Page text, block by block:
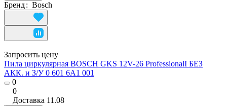
Бренд: Bosch
Запросить цену
Пила циркулярная BOSCH GKS 12V-26 ProfessionalI БЕЗ
АКК. и З/У 0 601 6A1 001
0
0
Доставка 11.08